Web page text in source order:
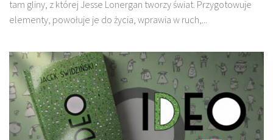
tam gliny, z której Jesse Lonergan tworzy świat. Przygotowuje
elementy, powołuje je do życia, wprawia w ruch,...